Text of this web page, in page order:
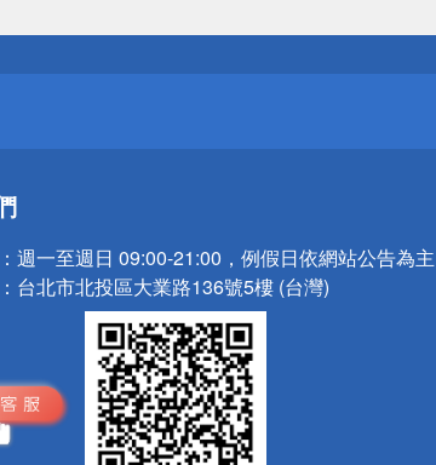
週一至週日 09:00-21:00，例假日依網站公告為主
台北市北投區大業路136號5樓 (台灣)